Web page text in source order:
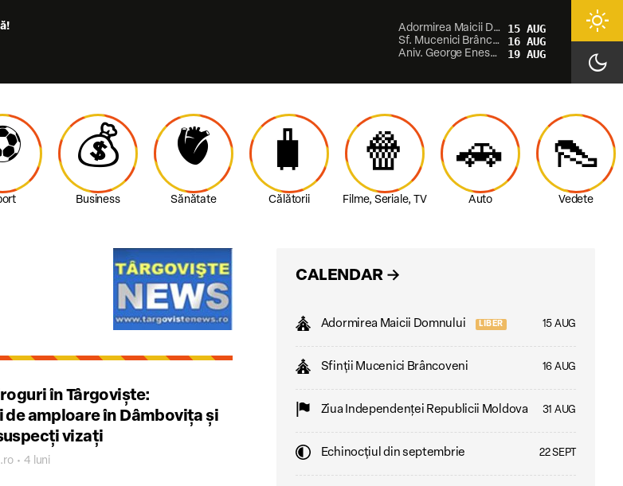
Adormirea Maicii Domnului 15 AUG
Sf. Mucenici Brâncoveni 16 AUG
Aniv. George Enescu 19 AUG
light_mode
dark_mode
💰
Business
🫀
Sănătate
🧳
Călătorii
🍿
Filme, Seriale, TV
🚗
Auto
👠
Vedete
în Târgoviște:
de amploare în Dâmbovița și
vizați
• 4 luni
CALENDAR →
Adormirea Maicii Domnului LIBER 15 AUG
Sfinții Mucenici Brâncoveni 16 AUG
Ziua Independenţei Republicii Moldova 31 AUG
Echinocțiul din septembrie 22 SEPT